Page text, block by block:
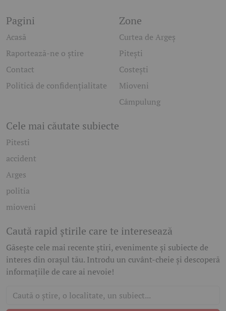
Pagini
Acasă
Raportează-ne o știre
Contact
Politică de confidențialitate
Zone
Curtea de Argeș
Pitești
Costești
Mioveni
Câmpulung
Cele mai căutate subiecte
Pitesti
accident
Arges
politia
mioveni
Caută rapid știrile care te interesează
Găsește cele mai recente știri, evenimente și subiecte de
interes din orașul tău. Introdu un cuvânt-cheie și descoperă
informațiile de care ai nevoie!